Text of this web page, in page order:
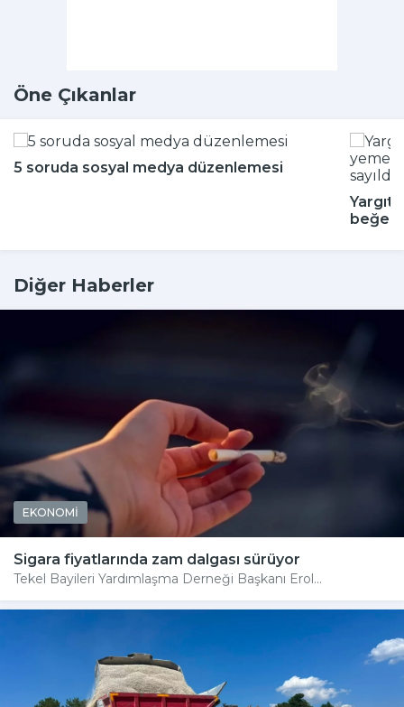
Öne Çıkanlar
5 soruda sosyal medya düzenlemesi
Diğer Haberler
EKONOMİ
Sigara fiyatlarında zam dalgası sürüyor
Tekel Bayileri Yardımlaşma Derneği Başkanı Erol...